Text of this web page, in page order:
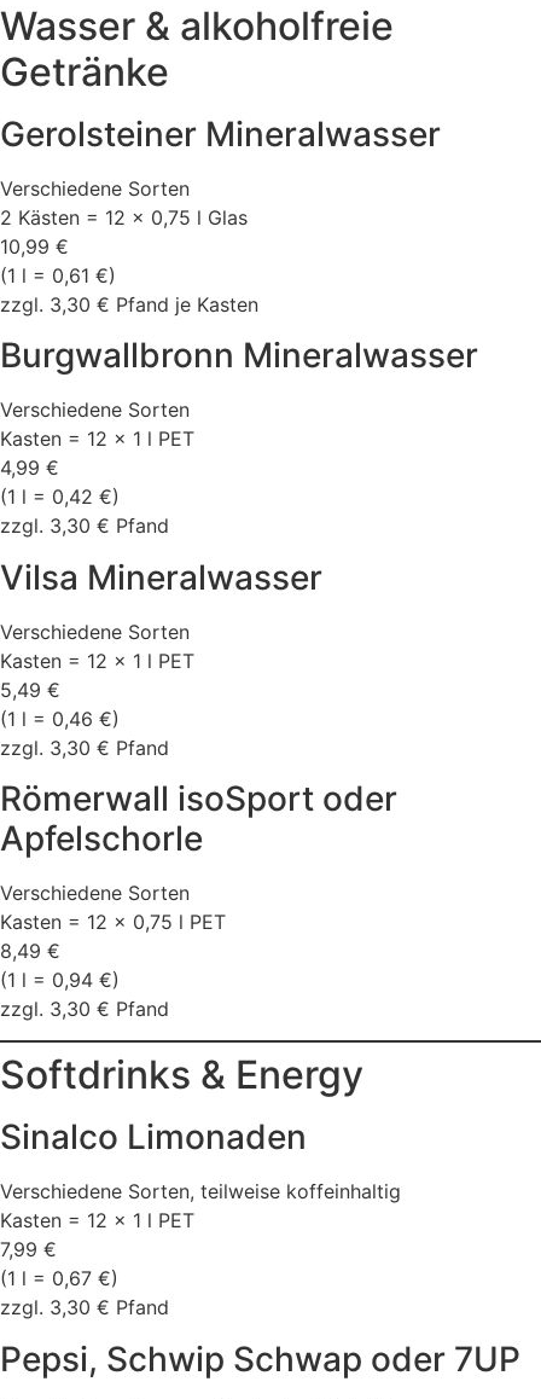
Wasser & alkoholfreie
Getränke
Gerolsteiner Mineralwasser
Verschiedene Sorten
2 Kästen = 12 x 0,75 l Glas
10,99 €
(1 l = 0,61 €)
zzgl. 3,30 € Pfand je Kasten
Burgwallbronn Mineralwasser
Verschiedene Sorten
Kasten = 12 x 1 l PET
4,99 €
(1 l = 0,42 €)
zzgl. 3,30 € Pfand
Vilsa Mineralwasser
Verschiedene Sorten
Kasten = 12 x 1 l PET
5,49 €
(1 l = 0,46 €)
zzgl. 3,30 € Pfand
Römerwall isoSport oder
Apfelschorle
Verschiedene Sorten
Kasten = 12 x 0,75 l PET
8,49 €
(1 l = 0,94 €)
zzgl. 3,30 € Pfand
Softdrinks & Energy
Sinalco Limonaden
Verschiedene Sorten, teilweise koffeinhaltig
Kasten = 12 x 1 l PET
7,99 €
(1 l = 0,67 €)
zzgl. 3,30 € Pfand
Pepsi, Schwip Schwap oder 7UP